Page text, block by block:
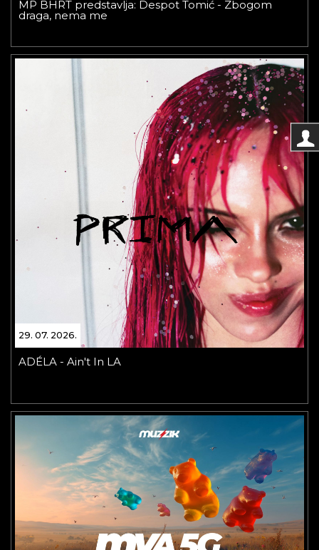
MP BHRT predstavlja: Despot Tomić - Zbogom
draga, nema me
29. 07. 2026.
ADÉLA - Ain't In LA